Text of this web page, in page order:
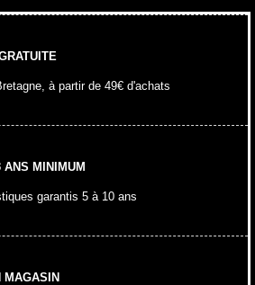
à partir de 49€ d'achats
ANS MINIMUM
garantis 5 à 10 ans
MAGASIN